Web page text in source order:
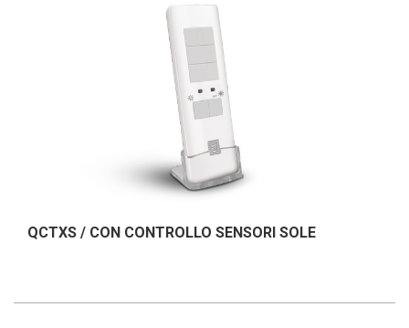
QCTXS / CON CONTROLLO SENSORI SOLE